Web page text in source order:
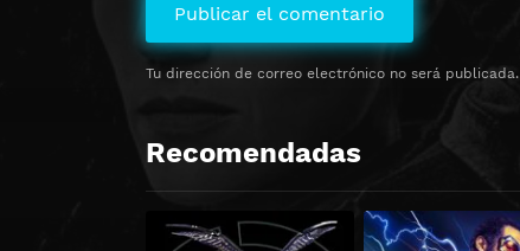
Tu dirección de correo electrónico no será publicada.
Recomendadas